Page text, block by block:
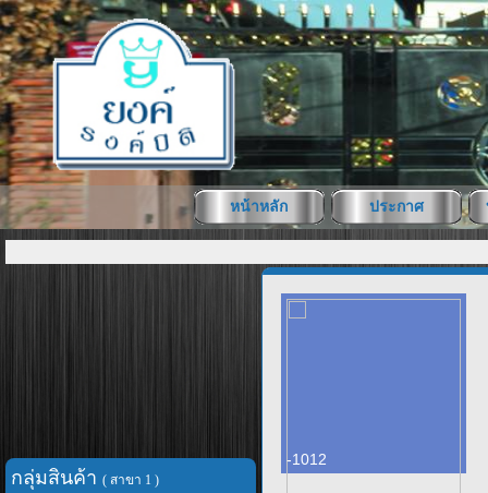
หน้าหลัก ประกาศ
กลุ่มสินค้า ( สาขา 1 )
-1012